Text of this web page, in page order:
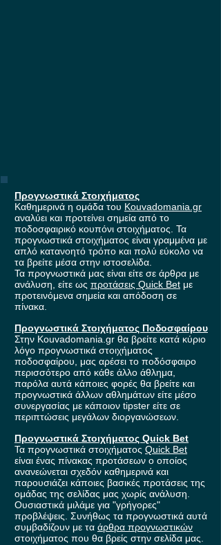
Προγνωστικά Στοιχήματος
Καθημερινά η ομάδα του Kouvadomania.gr
αναλύει και προτείνει σημεία από το
ποδοσφαιρικό κουπόνι στοιχήματος. Τα
προγνωστικά στοιχήματος είναι γραμμένα με
απλό κατανοητό τρόπο και πολύ εύκολο να
τα βρείτε μέσα στην ιστοσελίδα.
Τα προγνωστικά μας είναι είτε σε άρθρα με
ανάλυση, είτε ως προτάσεις Quick Bet με
προτεινόμενα σημεία και απόδοση σε
πίνακα.
Προγνωστικά Στοιχήματος Ποδοσφαίρου
Στην Kouvadomania.gr θα βρείτε κατά κύριο
λόγο προγνωστικά στοιχήματος
ποδοσφαίρου, μας αρέσει το ποδόσφαιρο
περισσότερο από κάθε άλλο άθλημα,
παρόλα αυτά κάποιες φορές θα βρείτε και
προγνωστικά άλλων αθλημάτων είτε μέσο
συνεργασίας με κάποιον tipster είτε σε
περιπτώσεις μεγάλων διοργανώσεων.
Προγνωστικά Στοιχήματος Quick Bet
Τα προγνωστικά στοιχήματος Quick Bet
είναι ένας πίνακας προτάσεων ο οποίος
ανανεώνεται σχεδόν καθημερινά και
παρουσιάζει κάποιες βασικές προτάσεις της
ομάδας της σελίδας μας χωρίς ανάλυση.
Ουσιαστικά μιλάμε για "γρήγορες"
προβλέψεις. Συνήθως τα προγνωστικά αυτά
συμβαδίζουν με τα άρθρα προγνωστικών
στοιχήματος που θα βρείς στην σελίδα μας.